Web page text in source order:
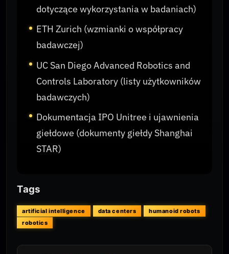
dotyczące wykorzystania w badaniach)
ETH Zurich (wzmianki o współpracy
badawczej)
UC San Diego Advanced Robotics and
Controls Laboratory (listy użytkowników
badawczych)
Dokumentacja IPO Unitree i ujawnienia
giełdowe (dokumenty giełdy Shanghai
STAR)
Tags
artificial intelligence data centers
humanoid robots
robotics